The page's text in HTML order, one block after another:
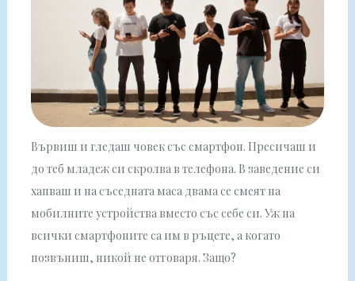
Вървиш и гледаш човек със смартфон. Пресичаш и
до теб младеж си скролва в телефона. В заведение си
хапваш и на съседната маса двама се смеят на
мобилните устройства вместо със себе си. Уж на
всички смартфоните са им в ръцете, а когато
позвъниш, никой не отговаря. Защо?